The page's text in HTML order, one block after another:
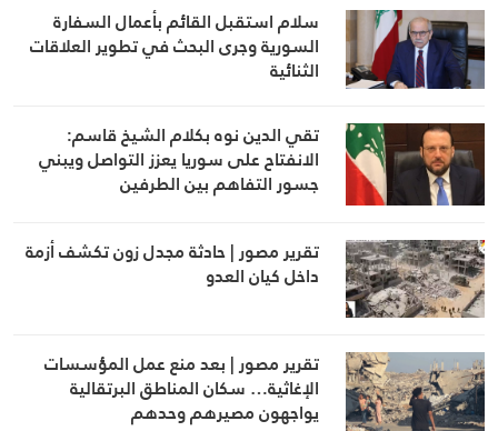
سلام استقبل القائم بأعمال السفارة
السورية وجرى البحث في تطوير العلاقات
الثنائية
تقي الدين نوه بكلام الشيخ قاسم:
الانفتاح على سوريا يعزز التواصل ويبني
جسور التفاهم بين الطرفين
تقرير مصور | حادثة مجدل زون تكشف أزمة
داخل كيان العدو
تقرير مصور | بعد منع عمل المؤسسات
الإغاثية… سكان المناطق البرتقالية
يواجهون مصيرهم وحدهم